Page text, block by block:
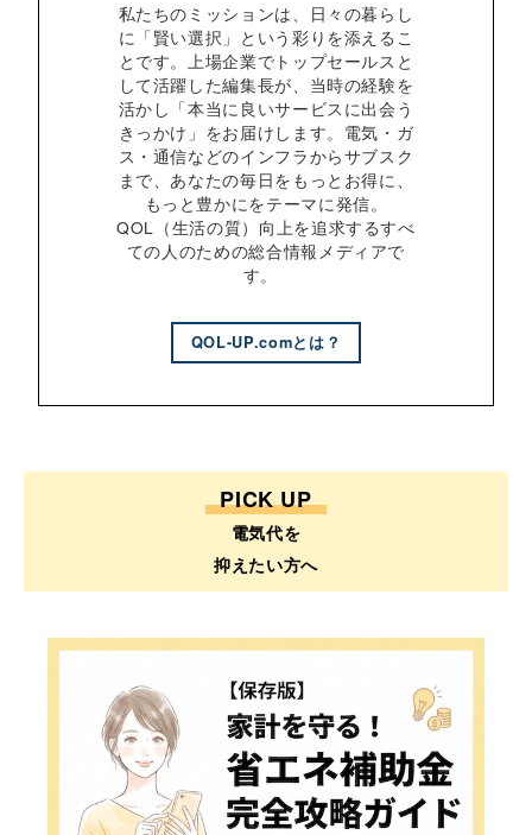
私たちのミッションは、日々の暮らし
に「賢い選択」という彩りを添えるこ
とです。上場企業でトップセールスと
して活躍した編集長が、当時の経験を
活かし「本当に良いサービスに出会う
きっかけ」をお届けします。電気・ガ
ス・通信などのインフラからサブスク
まで、あなたの毎日をもっとお得に、
もっと豊かにをテーマに発信。
QOL（生活の質）向上を追求するすべ
ての人のための総合情報メディアで
す。
QOL-UP.comとは？
PICK UP
電気代を
抑えたい方へ